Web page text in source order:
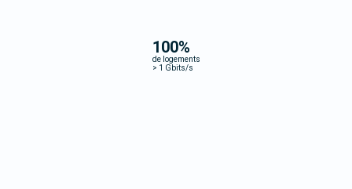
100%
de logements
> 1 Gbits/s